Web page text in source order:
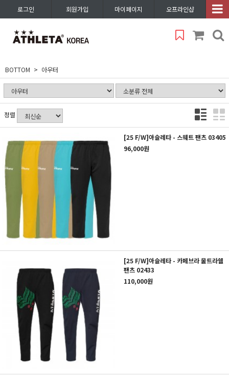
로그인 회원가입 마이페이지 오프라인샵
BOTTOM 아우터
정렬
[25 F/W]아슬레타 - 스웨트 팬츠 03405
96,000원
[25 F/W]아슬레타 - 카페브라 울트라쉘
팬츠 02433
110,000원